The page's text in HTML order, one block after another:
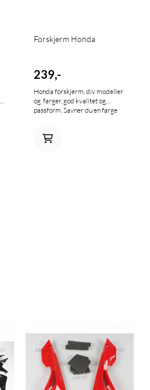
Forskjerm Honda
239,-
Honda forskjerm, div modeller
og farger, god kvalitet og
passform. Savner du en farge